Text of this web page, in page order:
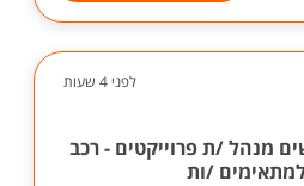
לפני 4 שעות
מנהל /ת פרוייקטים - רכב
/ות